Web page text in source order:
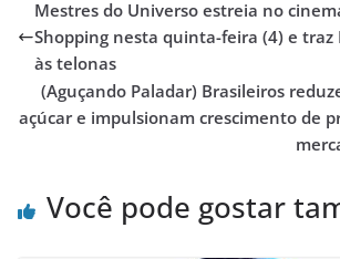
Mestres do Universo estreia no
Shopping nesta quinta-feira (4) e traz
às telonas
(Aguçando Paladar) Brasileiros
açúcar e impulsionam crescimento de
Você pode gostar